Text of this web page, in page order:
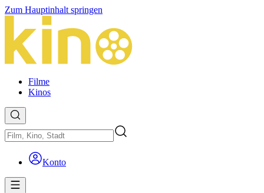
Zum Hauptinhalt springen
Filme
Kinos
Konto